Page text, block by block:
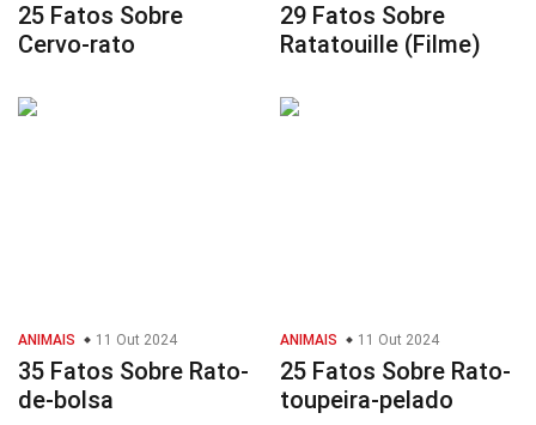
25 Fatos Sobre
Cervo-rato
29 Fatos Sobre
Ratatouille (Filme)
ANIMAIS 11 Out 2024
35 Fatos Sobre Rato-
de-bolsa
ANIMAIS 11 Out 2024
25 Fatos Sobre Rato-
toupeira-pelado